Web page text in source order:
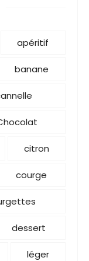
apéritif
banane
citron
courge
dessert
léger